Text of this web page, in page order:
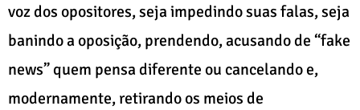
voz dos opositores, seja impedindo suas falas, seja
banindo a oposição, prendendo, acusando de “fake
news” quem pensa diferente ou cancelando e,
modernamente, retirando os meios de